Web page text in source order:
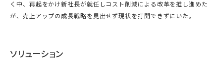
く中、再起をかけ新社長が就任しコスト削減による改革を推し進めた
が、売上アップの成長戦略を見出せず現状を打開できずにいた。
ソリューション